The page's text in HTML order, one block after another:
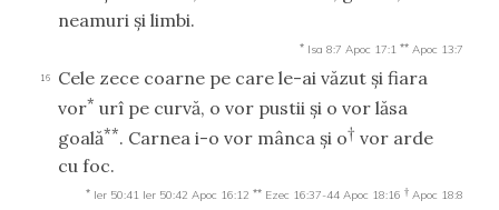
neamuri şi limbi.
* Isa 8:7 Apoc 17:1 ** Apoc 13:7
16
Cele zece coarne pe care le-ai văzut şi fiara
vor* urî pe curvă, o vor pustii şi o vor lăsa
goală**. Carnea i-o vor mânca şi o† vor arde
cu foc.
* Ier 50:41 Ier 50:42 Apoc 16:12 ** Ezec 16:37-44 Apoc 18:16 † Apoc 18:8